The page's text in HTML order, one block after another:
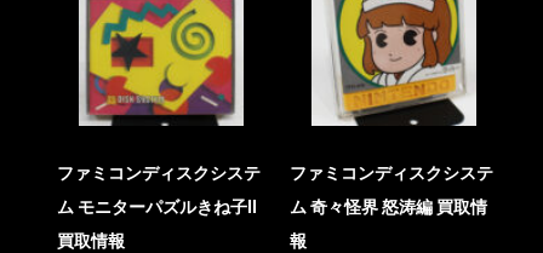
ファミコンディスクシステ
ム モニターパズルきね子II
買取情報
ファミコンディスクシステ
ム 奇々怪界 怒涛編 買取情
報